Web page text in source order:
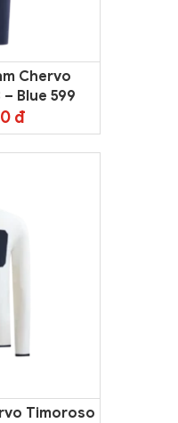
Chervo
Blue 599
đ
Timoroso